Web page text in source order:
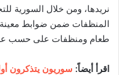
نريدها، ومن خلال السورية
المنظفات ضمن ضوابط
طعام ومنظفات على حسب
اقرأ أيضاً: سوريون يتذكرون